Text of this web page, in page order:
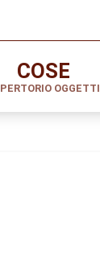
COSE
OGGETTI